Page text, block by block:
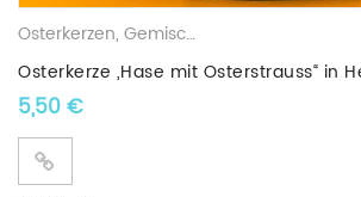
Osterkerzen, Gemischte Wachskerzen
Osterkerze „Hase mit Osterstrauss“ in
5,50€